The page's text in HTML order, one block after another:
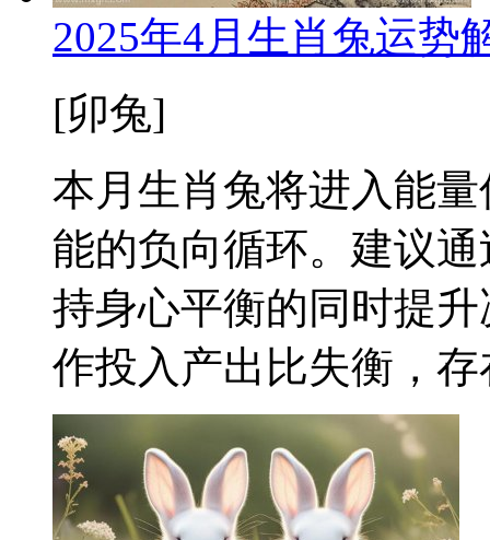
2025年4月生肖兔运势
[卯兔]
本月生肖兔将进入能
能的负向循环。建议
持身心平衡的同时提
作投入产出比失衡，